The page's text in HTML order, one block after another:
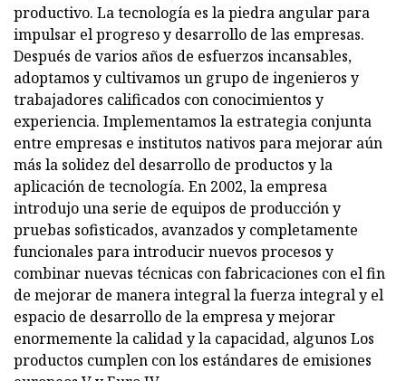
productivo. La tecnología es la piedra angular para
impulsar el progreso y desarrollo de las empresas.
Después de varios años de esfuerzos incansables,
adoptamos y cultivamos un grupo de ingenieros y
trabajadores calificados con conocimientos y
experiencia. Implementamos la estrategia conjunta
entre empresas e institutos nativos para mejorar aún
más la solidez del desarrollo de productos y la
aplicación de tecnología. En 2002, la empresa
introdujo una serie de equipos de producción y
pruebas sofisticados, avanzados y completamente
funcionales para introducir nuevos procesos y
combinar nuevas técnicas con fabricaciones con el fin
de mejorar de manera integral la fuerza integral y el
espacio de desarrollo de la empresa y mejorar
enormemente la calidad y la capacidad, algunos Los
productos cumplen con los estándares de emisiones